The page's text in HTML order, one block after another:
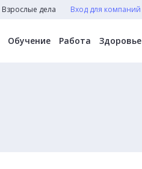
Взрослые дела Вход для компаний
Обучение Работа Здоровье